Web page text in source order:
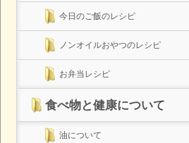
今日のご飯のレシピ
ノンオイルおやつのレシピ
お弁当レシピ
食べ物と健康について
油について